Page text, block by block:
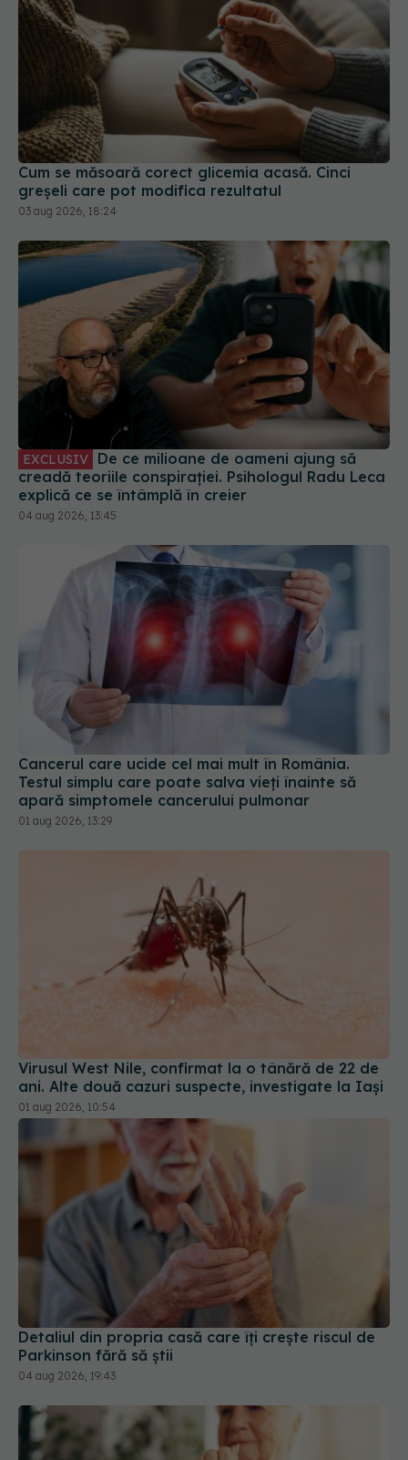
Cum se măsoară corect glicemia acasă. Cinci
greșeli care pot modifica rezultatul
03 aug 2026, 18:24
EXCLUSIV De ce milioane de oameni ajung să
creadă teoriile conspirației. Psihologul Radu Leca
explică ce se întâmplă în creier
04 aug 2026, 13:45
Cancerul care ucide cel mai mult în România.
Testul simplu care poate salva vieți înainte să
apară simptomele cancerului pulmonar
01 aug 2026, 13:29
Virusul West Nile, confirmat la o tânără de 22 de
ani. Alte două cazuri suspecte, investigate la Iași
01 aug 2026, 10:54
Detaliul din propria casă care îți crește riscul de
Parkinson fără să știi
04 aug 2026, 19:43